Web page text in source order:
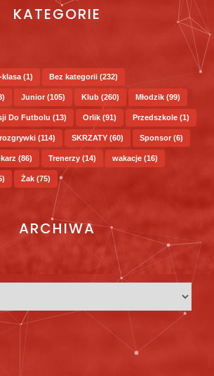
KATEGORIE
klasa (1) Bez kategorii (232)
Junior (105) Klub (260) Młodzik (99)
Do Futbolu (13) Orlik (91) Przedszkole (1)
rozgrywki (114) SKRZATY (60) Sponsor (6)
(86) Trenerzy (14) wakacje (16)
Żak (75)
ARCHIWA